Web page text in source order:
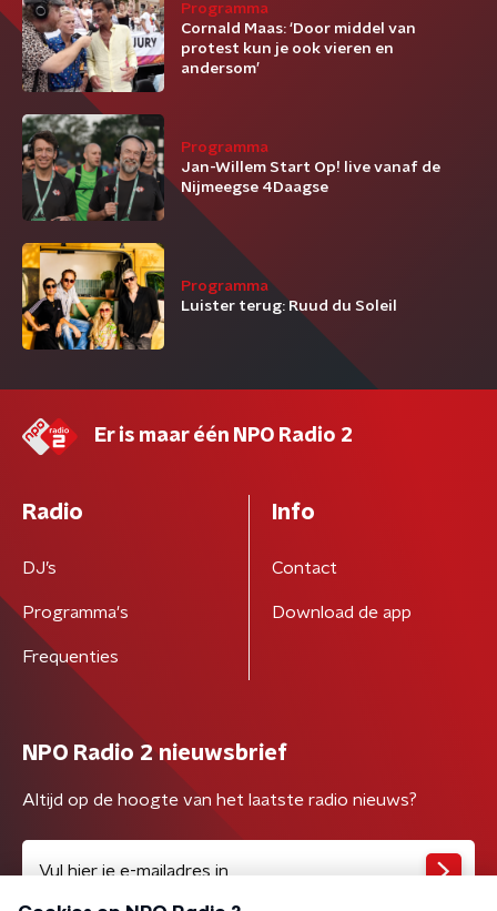
Programma
Cornald Maas: ‘Door middel van
protest kun je ook vieren en
andersom’
Programma
Jan-Willem Start Op! live vanaf de
Nijmeegse 4Daagse
Programma
Luister terug: Ruud du Soleil
Er is maar één NPO Radio 2
Radio
DJ’s
Programma's
Frequenties
Info
Contact
Download de app
NPO Radio 2 nieuwsbrief
Altijd op de hoogte van het laatste radio nieuws?